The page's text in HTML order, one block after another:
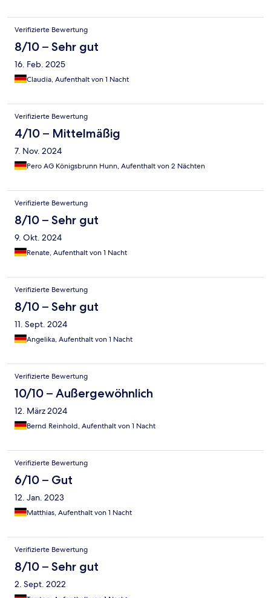
Verifizierte Bewertung
8/10 – Sehr gut
16. Feb. 2025
Claudia, Aufenthalt von 1 Nacht
Verifizierte Bewertung
4/10 – Mittelmäßig
7. Nov. 2024
Pero AG Königsbrunn Hunn, Aufenthalt von 2 Nächten
Verifizierte Bewertung
8/10 – Sehr gut
9. Okt. 2024
Renate, Aufenthalt von 1 Nacht
Verifizierte Bewertung
8/10 – Sehr gut
11. Sept. 2024
Angelika, Aufenthalt von 1 Nacht
Verifizierte Bewertung
10/10 – Außergewöhnlich
12. März 2024
Bernd Reinhold, Aufenthalt von 1 Nacht
Verifizierte Bewertung
6/10 – Gut
12. Jan. 2023
Matthias, Aufenthalt von 1 Nacht
Verifizierte Bewertung
8/10 – Sehr gut
2. Sept. 2022